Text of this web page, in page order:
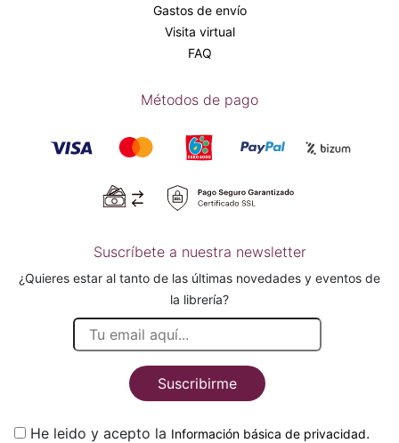
Gastos de envío
Visita virtual
FAQ
Métodos de pago
Suscríbete a nuestra newsletter
¿Quieres estar al tanto de las últimas novedades y eventos de
la librería?
Suscribirme
He leido y acepto la Información básica de privacidad.